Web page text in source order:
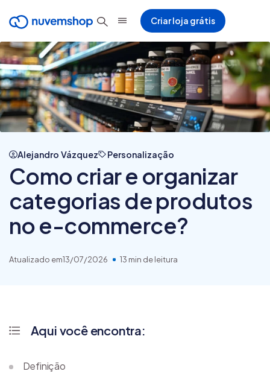
Criar loja grátis
Alejandro Vázquez Personalização
Como criar e organizar
categorias de produtos
no e-commerce?
Atualizado em13/07/2026 13 min de leitura
Aqui você encontra:
Definição